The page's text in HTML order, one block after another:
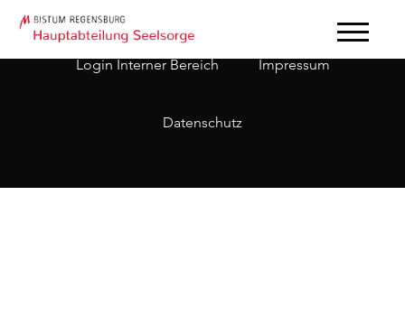
Login Interner Bereich Impressum
Datenschutz